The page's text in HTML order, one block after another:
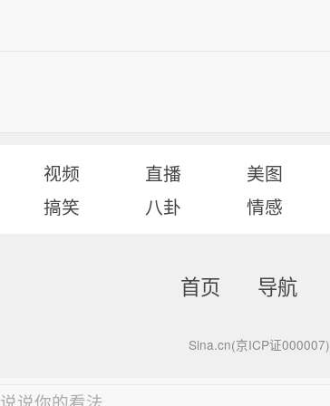
视频 直播 美图
搞笑
八卦 情感
首页 导航
Sina.cn(京ICP证000007)